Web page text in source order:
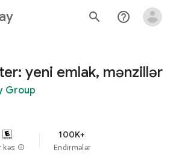
search help_outline
yeni emlak, mənzillər
Group
kəs info
100K+
Endirmələr